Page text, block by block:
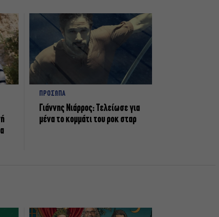
ΠΡΟΣΩΠΑ
Γιάννης Νιάρρος: Τελείωσε για
μένα το κομμάτι του ροκ σταρ